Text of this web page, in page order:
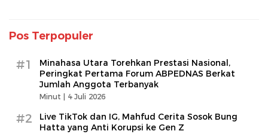
Pos Terpopuler
#1
Minahasa Utara Torehkan Prestasi Nasional,
Peringkat Pertama Forum ABPEDNAS Berkat
Jumlah Anggota Terbanyak
Minut | 4 Juli 2026
#2
Live TikTok dan IG, Mahfud Cerita Sosok Bung
Hatta yang Anti Korupsi ke Gen Z